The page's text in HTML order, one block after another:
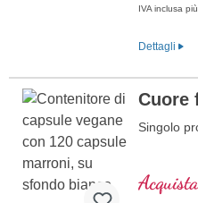
IVA inclusa più
Dettagli
Cuore
Singolo